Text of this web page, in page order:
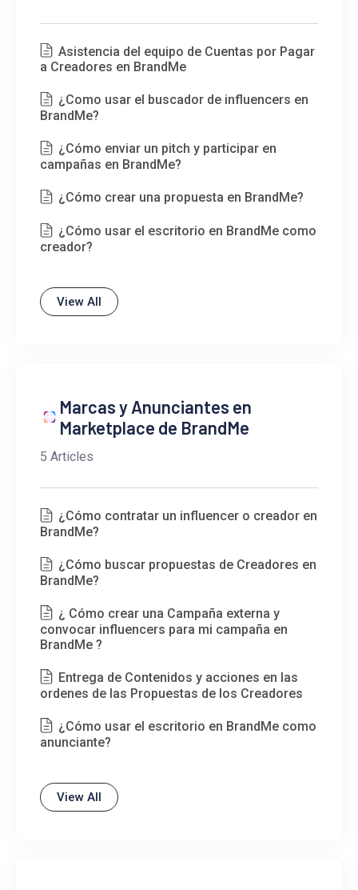
Asistencia del equipo de Cuentas por Pagar
a Creadores en BrandMe
¿Como usar el buscador de influencers en
BrandMe?
¿Cómo enviar un pitch y participar en
campañas en BrandMe?
¿Cómo crear una propuesta en BrandMe?
¿Cómo usar el escritorio en BrandMe como
creador?
View All
Marcas y Anunciantes en
Marketplace de BrandMe
5 Articles
¿Cómo contratar un influencer o creador en
BrandMe?
¿Cómo buscar propuestas de Creadores en
BrandMe?
¿ Cómo crear una Campaña externa y
convocar influencers para mi campaña en
BrandMe ?
Entrega de Contenidos y acciones en las
ordenes de las Propuestas de los Creadores
¿Cómo usar el escritorio en BrandMe como
anunciante?
View All